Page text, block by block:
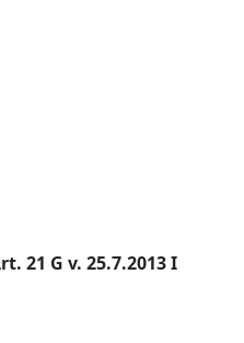
21 G v. 25.7.2013 I